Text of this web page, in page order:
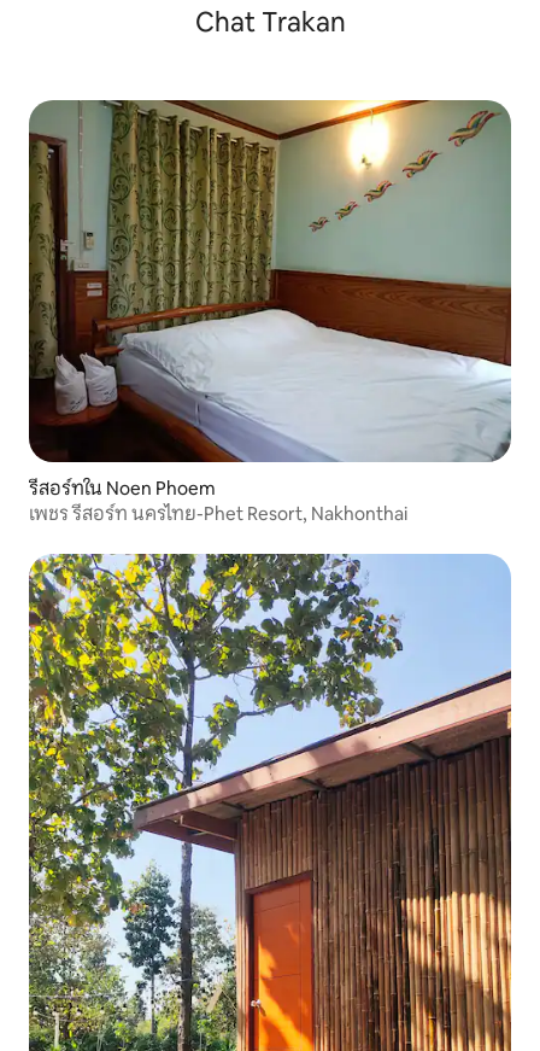
Chat Trakan
รีสอร์ทใน Noen Phoem
เพชร รีสอร์ท นครไทย-Phet Resort, Nakhonthai